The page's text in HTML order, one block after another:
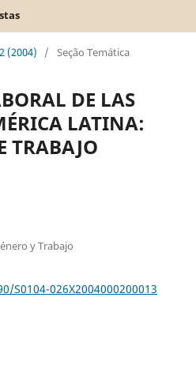
(2004) / Seção Temática
DE LAS
LATINA:
TRABAJO
y Trabajo
S0104-026X2004000200013